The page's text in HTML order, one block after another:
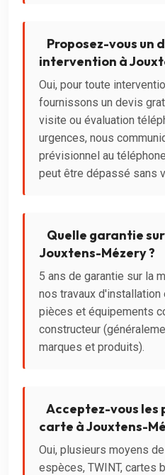
Proposez-vous un
intervention à
Oui, pour toute
fournissons un devis
visite ou évaluation
urgences, nous
prévisionnel au
peut être dépassé sans
Quelle garantie
Jouxtens-Mézery ?
5 ans de garantie sur la
nos travaux d'installation
pièces et équipements
constructeur
marques et produits).
Acceptez-vous les
carte à Jouxtens-
Oui, plusieurs moyens
espèces, TWINT, cartes